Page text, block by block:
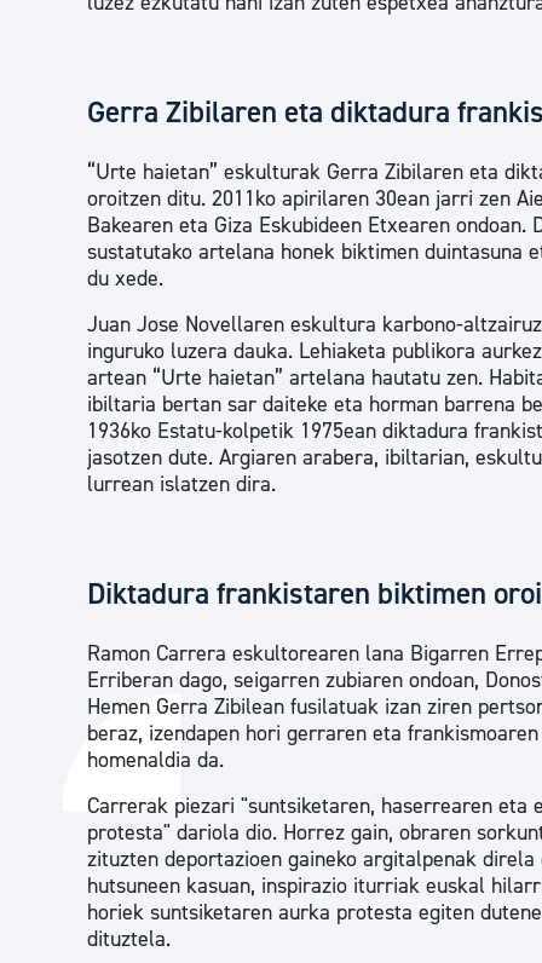
Gerra Zibilaren eta diktadura
“Urte haietan” eskulturak Gerra Zibilaren eta
oroitzen ditu. 2011ko apirilaren 30ean jarri zen
Bakearen eta Giza Eskubideen Etxearen ondoan.
sustatutako artelana honek biktimen duintasuna
du xede.
Juan Jose Novellaren eskultura karbono-
inguruko luzera dauka. Lehiaketa publikora
artean “Urte haietan” artelana hautatu zen.
ibiltaria bertan sar daiteke eta horman barrena
1936ko Estatu-kolpetik 1975ean diktadura
jasotzen dute. Argiaren arabera, ibiltarian,
lurrean islatzen dira.
Diktadura frankistaren biktimen
Ramon Carrera eskultorearen lana Bigarren
Erriberan dago, seigarren zubiaren ondoan,
Hemen Gerra Zibilean fusilatuak izan ziren
beraz, izendapen hori gerraren eta
homenaldia da.
Carrerak piezari "suntsiketaren, haserrearen eta
protesta" dariola dio. Horrez gain, obraren
zituzten deportazioen gaineko argitalpenak direla
hutsuneen kasuan, inspirazio iturriak euskal
horiek suntsiketaren aurka protesta egiten
dituztela.